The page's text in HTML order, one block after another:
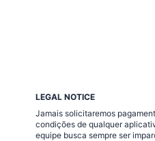
LEGAL NOTICE
Jamais solicitaremos
condições de qualquer
equipe busca sempre ser